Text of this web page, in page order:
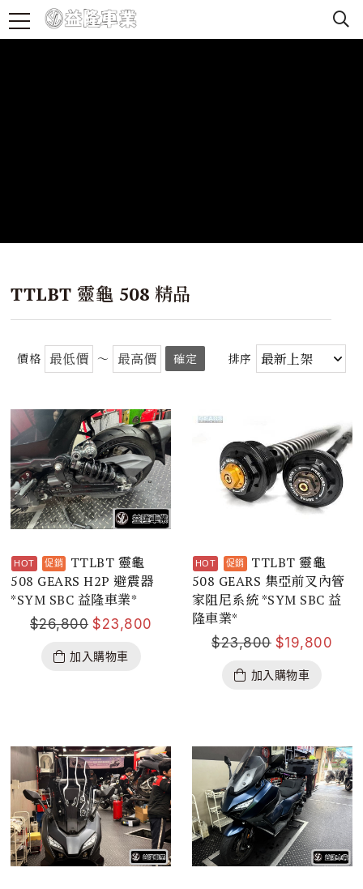
TTLBT 靈龜 508 精品
價格 ～ 確定 排序
TTLBT 靈龜
508 GEARS H2P 避震器
*SYM SBC 益隆車業*
$26,800 $23,800
加入購物車
TTLBT 靈龜
508 GEARS 集亞前叉內管
家阻尼系統 *SYM SBC 益
隆車業*
$23,800 $19,800
加入購物車